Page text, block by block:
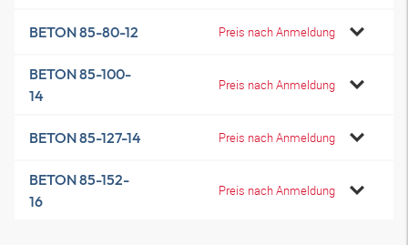
BETON 85-80-12 Preis nach Anmeldung
BETON 85-100-
14
Preis nach Anmeldung
BETON 85-127-14 Preis nach Anmeldung
BETON 85-152-
16
Preis nach Anmeldung